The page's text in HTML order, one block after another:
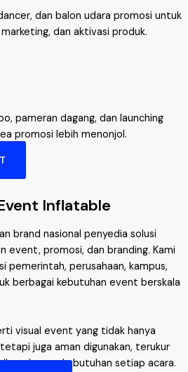
dan balon udara promosi untuk
dan aktivasi produk.
pameran dagang, dan launching
promosi lebih menonjol.
Inflatable
brand nasional penyedia solusi
event, promosi, dan branding. Kami
pemerintah, perusahaan, kampus,
berbagai kebutuhan event berskala
visual event yang tidak hanya
juga aman digunakan, terukur
dengan kebutuhan setiap acara.